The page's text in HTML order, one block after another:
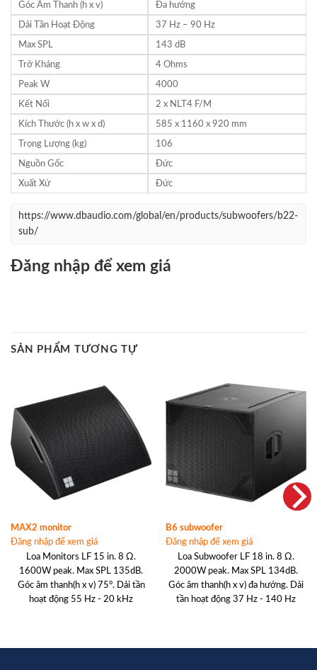
Góc Âm Thanh (h x v) Đa hướng
Dải Tần Hoạt Động 37 Hz – 90 Hz
Max SPL 143 dB
Trở Kháng 4 Ohms
Peak W 4000
Kết Nối 2 x NLT4 F/M
Kích Thước (h x w x d) 585 x 1160 x 920 mm
Trọng Lượng (kg) 106
Nguồn Gốc Đức
Xuất Xứ Đức
https://www.dbaudio.com/global/en/products/subwoofers/b22-
sub/
Đăng nhập để xem giá
SẢN PHẨM TƯƠNG TỰ
MAX2 monitor
Đăng nhập để xem giá
Loa Monitors LF 15 in. 8 Ω.
1600W peak. Max SPL 135dB.
Góc âm thanh(h x v) 75°. Dải tần
hoạt động 55 Hz - 20 kHz
B6 subwoofer
Đăng nhập để xem giá
Loa Subwoofer LF 18 in. 8 Ω.
2000W peak. Max SPL 134dB.
Góc âm thanh(h x v) đa hướng. Dải
tần hoạt động 37 Hz - 140 Hz